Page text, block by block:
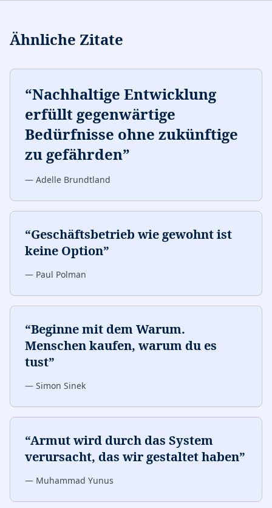
Ähnliche Zitate
“Nachhaltige Entwicklung
erfüllt gegenwärtige
Bedürfnisse ohne zukünftige
zu gefährden”
— Adelle Brundtland
“Geschäftsbetrieb wie gewohnt ist
keine Option”
— Paul Polman
“Beginne mit dem Warum.
Menschen kaufen, warum du es
tust”
— Simon Sinek
“Armut wird durch das System
verursacht, das wir gestaltet haben”
— Muhammad Yunus